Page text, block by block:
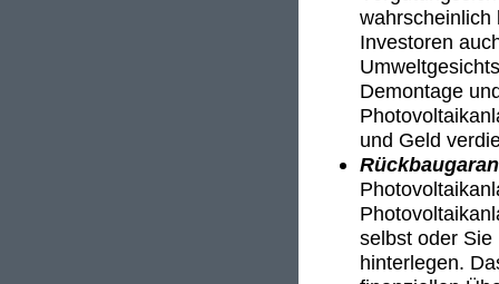
wahrscheinlich
Investoren
Demontage
und Geld
selbst oder Sie
hinterlegen.